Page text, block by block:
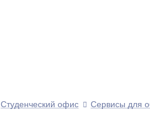
Студенческий офис Сервисы для